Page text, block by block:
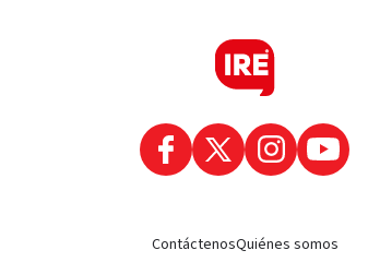
ContáctenosQuiénes somos